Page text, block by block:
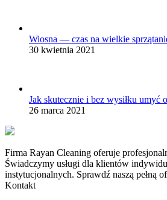
Wiosna — czas na wielkie
30 kwietnia 2021
Jak skutecznie i bez wysiłku umyć
26 marca 2021
Firma Rayan Cleaning oferuje
Świadczymy usługi dla klientów
instytucjonalnych. Sprawdź naszą pełną
Kontakt